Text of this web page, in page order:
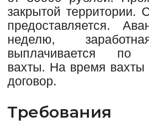
закрытой территории.
предоставляется.
неделю,
выплачивается по
вахты. На время вахты
договор.
Требования